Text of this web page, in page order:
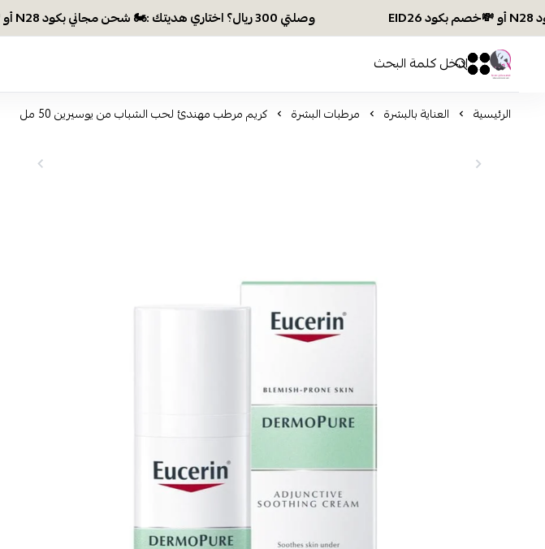
وصلتي 300 ريال؟ اختاري هديتك :🏍 شحن مجاني بكود N28 أو 💸خصم بكود EID26
افكار ومخازن العناية
0 0
الرئيسية العناية بالبشرة مرطبات البشرة كريم مرطب مهندئ لحب الشباب من يوسيرين 50 مل